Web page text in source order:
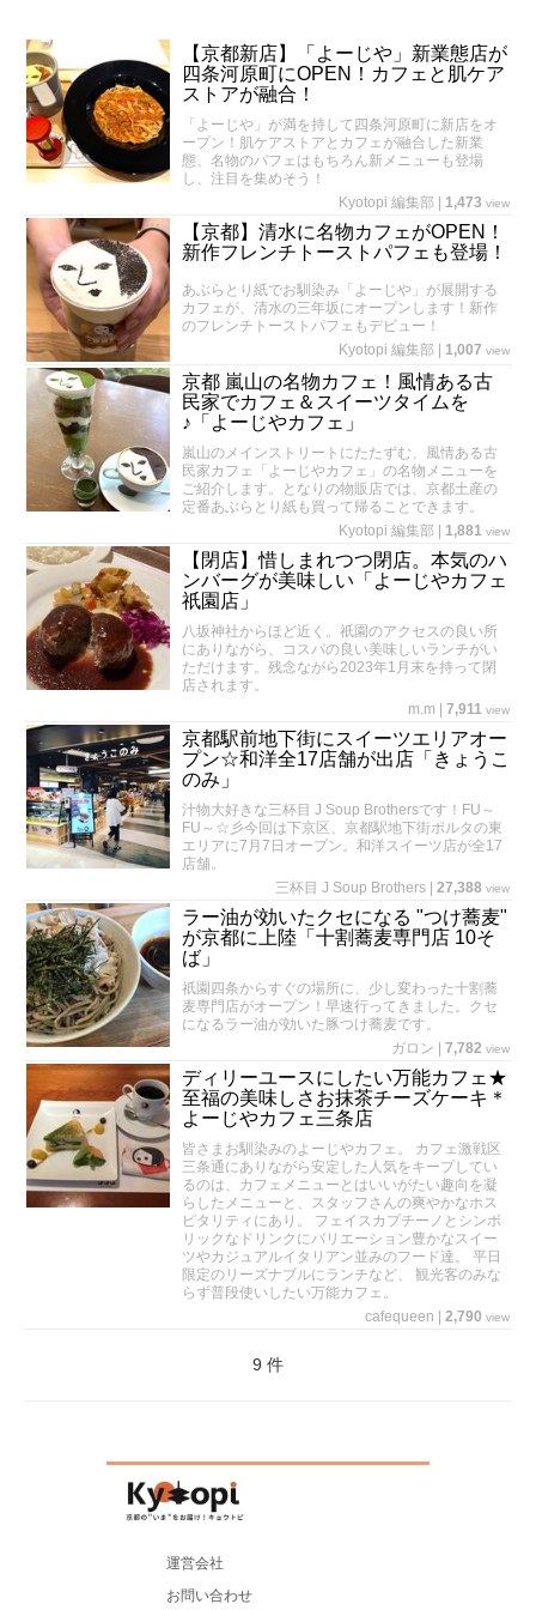
【京都新店】「よーじや」新業態店が
四条河原町にOPEN！カフェと肌ケア
ストアが融合！
「よーじや」が満を持して四条河原町に新店をオ
ープン！肌ケアストアとカフェが融合した新業
態、名物のパフェはもちろん新メニューも登場
し、注目を集めそう！
Kyotopi 編集部
1,473 view
【京都】清水に名物カフェがOPEN！
新作フレンチトーストパフェも登場！
あぶらとり紙でお馴染み「よーじや」が展開する
カフェが、清水の三年坂にオープンします！新作
のフレンチトーストパフェもデビュー！
Kyotopi 編集部
1,007 view
京都 嵐山の名物カフェ！風情ある古
民家でカフェ＆スイーツタイムを
♪「よーじやカフェ」
嵐山のメインストリートにたたずむ、風情ある古
民家カフェ「よーじやカフェ」の名物メニューを
ご紹介します。となりの物販店では、京都土産の
定番あぶらとり紙も買って帰ることできます。
Kyotopi 編集部
1,881 view
【閉店】惜しまれつつ閉店。本気のハ
ンバーグが美味しい「よーじやカフェ
祇園店」
八坂神社からほど近く。祇園のアクセスの良い所
にありながら、コスパの良い美味しいランチがい
ただけます。残念ながら2023年1月末を持って閉
店されます。
m.m
7,911 view
京都駅前地下街にスイーツエリアオー
プン☆和洋全17店舗が出店「きょうこ
のみ」
汁物大好きな三杯目 J Soup Brothersです！FU～
FU～☆彡今回は下京区、京都駅地下街ポルタの東
エリアに7月7日オープン。和洋スイーツ店が全17
店舗。
三杯目 J Soup Brothers
27,388 view
ラー油が効いたクセになる "つけ蕎麦"
が京都に上陸「十割蕎麦専門店 10そ
ば」
祇園四条からすぐの場所に、少し変わった十割蕎
麦専門店がオープン！早速行ってきました。クセ
になるラー油が効いた豚つけ蕎麦です。
ガロン
7,782 view
ディリーユースにしたい万能カフェ★
至福の美味しさお抹茶チーズケーキ＊
よーじやカフェ三条店
皆さまお馴染みのよーじやカフェ。 カフェ激戦区
三条通にありながら安定した人気をキープしてい
るのは、カフェメニューとはいいがたい趣向を凝
らしたメニューと、スタッフさんの爽やかなホス
ピタリティにあり。 フェイスカプチーノとシンボ
リックなドリンクにバリエーション豊かなスイー
ツやカジュアルイタリアン並みのフード達。 平日
限定のリーズナブルにランチなど、 観光客のみな
らず普段使いしたい万能カフェ。
cafequeen
2,790 view
9 件
運営会社
お問い合わせ